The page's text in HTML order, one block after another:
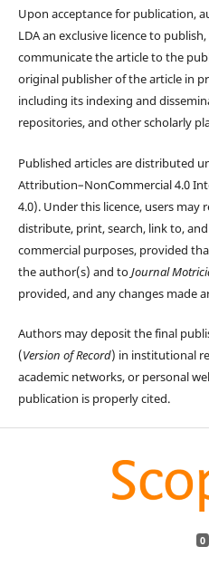
Upon acceptance for publication,
LDA an exclusive licence to
communicate the article to the
original publisher of the article in
including its indexing and
repositories, and other scholarly
Published articles are distributed
Attribution–NonCommercial 4.0
4.0). Under this licence, users may
distribute, print, search, link to,
commercial purposes, provided
the author(s) and toJournal
provided, and any changes made
Authors may deposit the final
(Version of Record) in institutional
academic networks, or personal
publication is properly cited.
0